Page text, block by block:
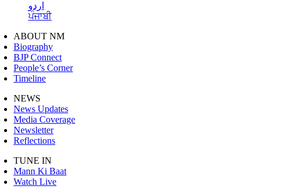
اردو
ਪੰਜਾਬੀ
ABOUT NM
Biography
BJP Connect
People’s Corner
Timeline
NEWS
News Updates
Media Coverage
Newsletter
Reflections
TUNE IN
Mann Ki Baat
Watch Live